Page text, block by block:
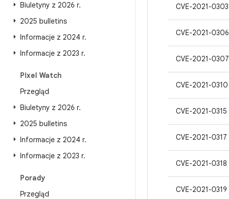
Biuletyny z 2026 r.
2025 bulletins
Informacje z 2024 r.
Informacje z 2023 r.
Pixel Watch
Przegląd
Biuletyny z 2026 r.
2025 bulletins
Informacje z 2024 r.
Informacje z 2023 r.
Porady
Przegląd
CVE-2021-0303
CVE-2021-0306
CVE-2021-0307
CVE-2021-0310
CVE-2021-0315
CVE-2021-0317
CVE-2021-0318
CVE-2021-0319